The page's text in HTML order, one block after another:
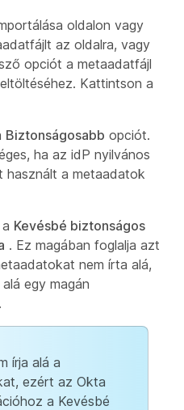
oldalon vagy
az oldalra, vagy
opciót a metaadatfájl
Kattintson a
Biztonságosabb opciót.
ha az idP nyilvános
használt a metaadatok
Kevésbé biztonságos
. Ez magában foglalja azt
nem írta alá,
egy magán
írja alá a
ezért az Okta
a Kevésbé